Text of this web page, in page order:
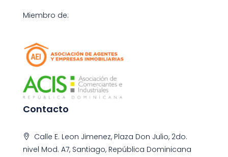
Miembro de:
Contacto
Calle E. Leon Jimenez, Plaza Don Julio, 2do.
nivel Mod. A7, Santiago, República Dominicana